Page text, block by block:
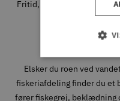
Fritid, handler du med
🎣
Elsker du roen ved
fiskeriafdeling finder du et
fører fiskegrej, beklædning